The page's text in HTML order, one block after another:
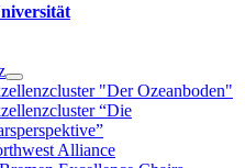
"Der Ozeanboden"
“Die
Alliance